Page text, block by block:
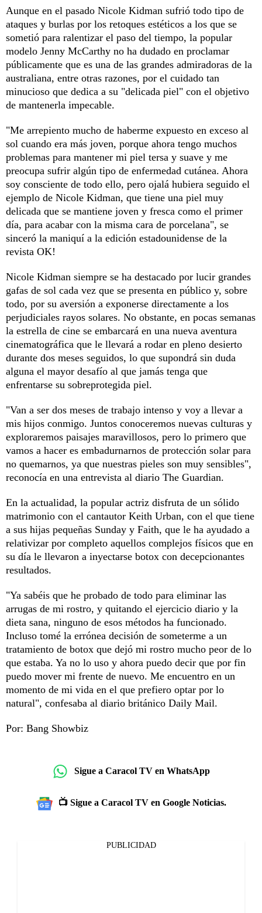
Aunque en el pasado Nicole Kidman sufrió todo tipo de
ataques y burlas por los retoques estéticos a los que se
sometió para ralentizar el paso del tiempo, la popular
modelo Jenny McCarthy no ha dudado en proclamar
públicamente que es una de las grandes admiradoras de la
australiana, entre otras razones, por el cuidado tan
minucioso que dedica a su "delicada piel" con el objetivo
de mantenerla impecable.
"Me arrepiento mucho de haberme expuesto en exceso al
sol cuando era más joven, porque ahora tengo muchos
problemas para mantener mi piel tersa y suave y me
preocupa sufrir algún tipo de enfermedad cutánea. Ahora
soy consciente de todo ello, pero ojalá hubiera seguido el
ejemplo de Nicole Kidman, que tiene una piel muy
delicada que se mantiene joven y fresca como el primer
día, para acabar con la misma cara de porcelana", se
sinceró la maniquí a la edición estadounidense de la
revista OK!
Nicole Kidman siempre se ha destacado por lucir grandes
gafas de sol cada vez que se presenta en público y, sobre
todo, por su aversión a exponerse directamente a los
perjudiciales rayos solares. No obstante, en pocas semanas
la estrella de cine se embarcará en una nueva aventura
cinematográfica que le llevará a rodar en pleno desierto
durante dos meses seguidos, lo que supondrá sin duda
alguna el mayor desafío al que jamás tenga que
enfrentarse su sobreprotegida piel.
"Van a ser dos meses de trabajo intenso y voy a llevar a
mis hijos conmigo. Juntos conoceremos nuevas culturas y
exploraremos paisajes maravillosos, pero lo primero que
vamos a hacer es embadurnarnos de protección solar para
no quemarnos, ya que nuestras pieles son muy sensibles",
reconocía en una entrevista al diario The Guardian.
En la actualidad, la popular actriz disfruta de un sólido
matrimonio con el cantautor Keith Urban, con el que tiene
a sus hijas pequeñas Sunday y Faith, que le ha ayudado a
relativizar por completo aquellos complejos físicos que en
su día le llevaron a inyectarse botox con decepcionantes
resultados.
"Ya sabéis que he probado de todo para eliminar las
arrugas de mi rostro, y quitando el ejercicio diario y la
dieta sana, ninguno de esos métodos ha funcionado.
Incluso tomé la errónea decisión de someterme a un
tratamiento de botox que dejó mi rostro mucho peor de lo
que estaba. Ya no lo uso y ahora puedo decir que por fin
puedo mover mi frente de nuevo. Me encuentro en un
momento de mi vida en el que prefiero optar por lo
natural", confesaba al diario británico Daily Mail.
Por: Bang Showbiz
Sigue a Caracol TV en WhatsApp
📺 Sigue a Caracol TV en Google Noticias.
PUBLICIDAD